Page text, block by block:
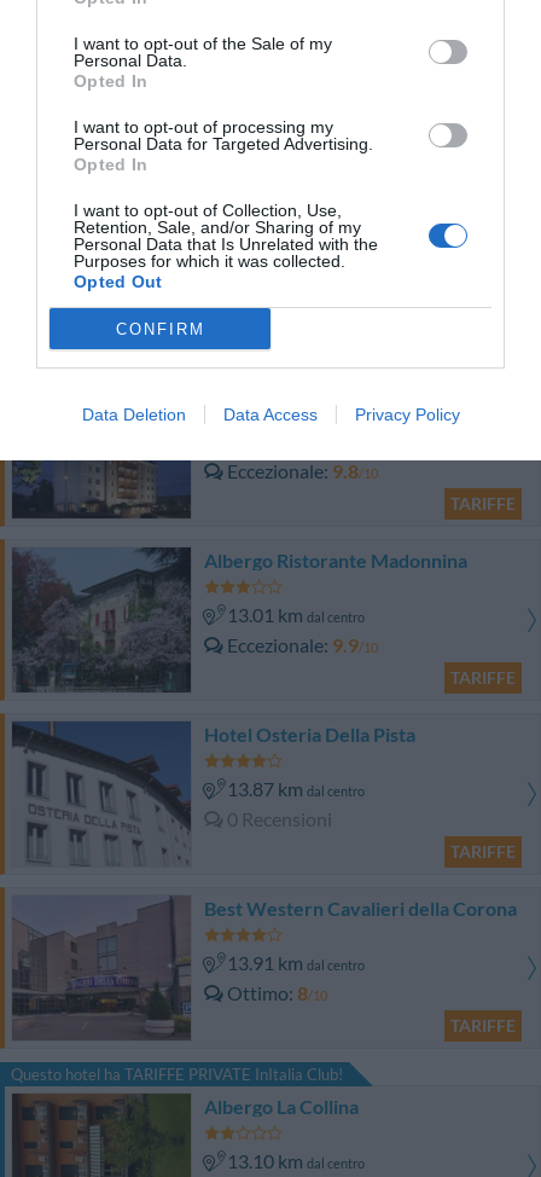
I want to opt-out of the Sale of my
Personal Data.
Opted In
I want to opt-out of processing my
Personal Data for Targeted Advertising.
Opted In
I want to opt-out of Collection, Use,
Retention, Sale, and/or Sharing of my
Personal Data that Is Unrelated with the
Purposes for which it was collected.
Opted Out
CONFIRM
Data Deletion Data Access Privacy Policy
Albergo Michieletto
Ottimo 8.3/10
Hotel Sempione
13.89 kmdal centro
Eccezionale 9.8/10
TARIFFE
Albergo Ristorante Madonnina
13.01 km dal centro
Eccezionale 9.9/10
TARIFFE
Hotel Osteria Della Pista
13.87 km dal centro
0 Recensioni
TARIFFE
Best Western Cavalieri della Corona
13.91 km dal centro
Ottimo 8/10
TARIFFE
Questo hotel ha TARIFFE PRIVATE InItalia Club!
Albergo La Collina
13.10 km dal centro